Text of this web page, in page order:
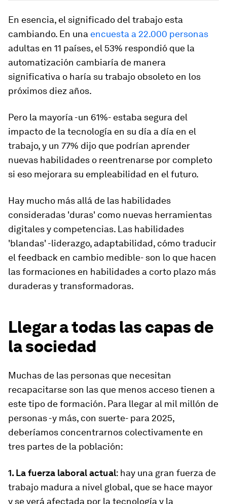
En esencia, el significado del trabajo esta
cambiando. En una encuesta a 22.000 personas
adultas en 11 países, el 53% respondió que la
automatización cambiaría de manera
significativa o haría su trabajo obsoleto en los
próximos diez años.
Pero la mayoría -un 61%- estaba segura del
impacto de la tecnología en su día a día en el
trabajo, y un 77% dijo que podrían aprender
nuevas habilidades o reentrenarse por completo
si eso mejorara su empleabilidad en el futuro.
Hay mucho más allá de las habilidades
consideradas 'duras' como nuevas herramientas
digitales y competencias. Las habilidades
'blandas' -liderazgo, adaptabilidad, cómo traducir
el feedback en cambio medible- son lo que hacen
las formaciones en habilidades a corto plazo más
duraderas y transformadoras.
Llegar a todas las capas de
la sociedad
Muchas de las personas que necesitan
recapacitarse son las que menos acceso tienen a
este tipo de formación. Para llegar al mil millón de
personas -y más, con suerte- para 2025,
deberíamos concentrarnos colectivamente en
tres partes de la población:
1. La fuerza laboral actual: hay una gran fuerza de
trabajo madura a nivel global, que se hace mayor
y se verá afectada por la tecnología y la